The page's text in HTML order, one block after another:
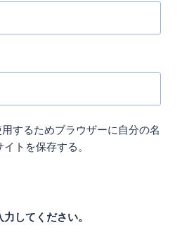
するためブラウザーに自分の名
トを保存する。
してください。